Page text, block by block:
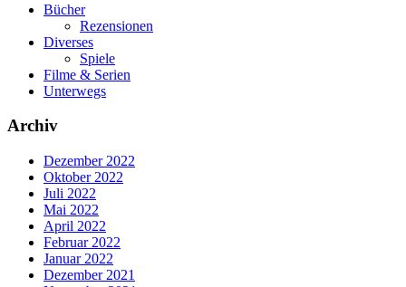
Bücher
Rezensionen
Diverses
Spiele
Filme & Serien
Unterwegs
Archiv
Dezember 2022
Oktober 2022
Juli 2022
Mai 2022
April 2022
Februar 2022
Januar 2022
Dezember 2021